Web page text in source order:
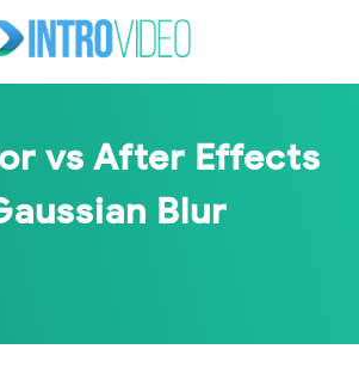
vs After Effects
Blur